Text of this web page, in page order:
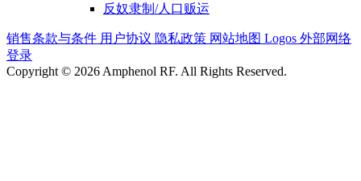
反奴隶制/人口贩运
销售条款与条件 用户协议 隐私政策 网站地图 Logos 外部网络
登录
Copyright © 2026 Amphenol RF. All Rights Reserved.